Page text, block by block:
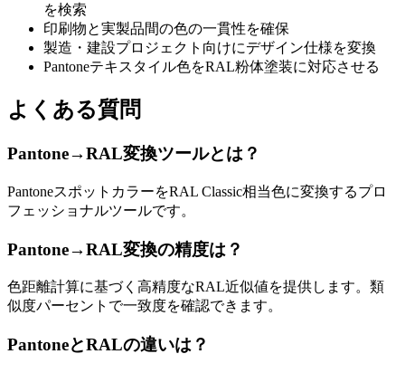
を検索
印刷物と実製品間の色の一貫性を確保
製造・建設プロジェクト向けにデザイン仕様を変換
Pantoneテキスタイル色をRAL粉体塗装に対応させる
よくある質問
Pantone→RAL変換ツールとは？
PantoneスポットカラーをRAL Classic相当色に変換するプロ
フェッショナルツールです。
Pantone→RAL変換の精度は？
色距離計算に基づく高精度なRAL近似値を提供します。類
似度パーセントで一致度を確認できます。
PantoneとRALの違いは？